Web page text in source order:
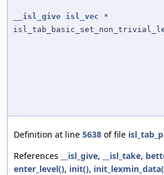
__isl_give isl_vec *
Definition at line 5638 of file
References
__isl_give, __isl_take,
enter_level(), init(),